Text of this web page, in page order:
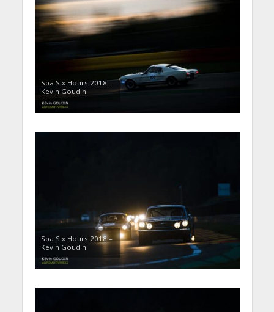
Spa Six Hours 2018 –
Kevin Goudin
Spa Six Hours 2018 –
Kevin Goudin